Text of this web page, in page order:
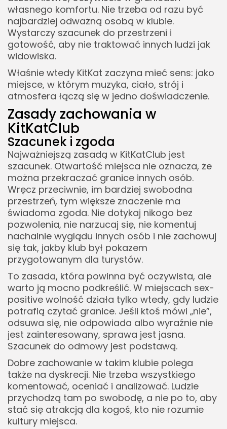
własnego komfortu. Nie trzeba od razu być
najbardziej odważną osobą w klubie.
Wystarczy szacunek do przestrzeni i
gotowość, aby nie traktować innych ludzi jak
widowiska.
Właśnie wtedy KitKat zaczyna mieć sens: jako
miejsce, w którym muzyka, ciało, strój i
atmosfera łączą się w jedno doświadczenie.
Zasady zachowania w
KitKatClub
Szacunek i zgoda
Najważniejszą zasadą w KitKatClub jest
szacunek. Otwartość miejsca nie oznacza, że
można przekraczać granice innych osób.
Wręcz przeciwnie, im bardziej swobodna
przestrzeń, tym większe znaczenie ma
świadoma zgoda. Nie dotykaj nikogo bez
pozwolenia, nie narzucaj się, nie komentuj
nachalnie wyglądu innych osób i nie zachowuj
się tak, jakby klub był pokazem
przygotowanym dla turystów.
To zasada, która powinna być oczywista, ale
warto ją mocno podkreślić. W miejscach sex-
positive wolność działa tylko wtedy, gdy ludzie
potrafią czytać granice. Jeśli ktoś mówi „nie”,
odsuwa się, nie odpowiada albo wyraźnie nie
jest zainteresowany, sprawa jest jasna.
Szacunek do odmowy jest podstawą.
Dobre zachowanie w takim klubie polega
także na dyskrecji. Nie trzeba wszystkiego
komentować, oceniać i analizować. Ludzie
przychodzą tam po swobodę, a nie po to, aby
stać się atrakcją dla kogoś, kto nie rozumie
kultury miejsca.